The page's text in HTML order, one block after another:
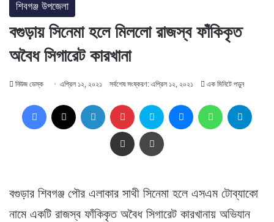
শিবগঞ্জ উপজেলা
বগুড়ায় সিনেমা হলে মিললো রাজস্ব ফাঁকিকৃত
অবৈধ সিগারেট কারখানা
নিউজ ডেস্ক এপ্রিল ১২, ২০২১ সর্বশেষ সংষ্করণ: এপ্রিল ১২, ২০২১ এক মিনিটে পড়ুন
Facebook LinkedIn Pinterest Skype MessengerWhatsApp
Share via Email
বগুড়ার শিবগঞ্জ পৌর এলাকার সাথী সিনেমা হলে এসএম টোব্যাকো
নামে একটি রাজস্ব ফাঁকিকৃত অবৈধ সিগারেট কারখানায় অভিযান